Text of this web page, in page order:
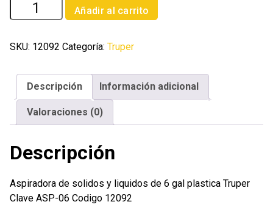
de
y
de
gal
plastica
cantidad
Añadir al carrito
SKU: 12092 Categoría: Truper
Descripción Información adicional
Valoraciones (0)
Descripción
Aspiradora de solidos y liquidos de 6 gal plastica Truper
Clave ASP-06 Codigo 12092